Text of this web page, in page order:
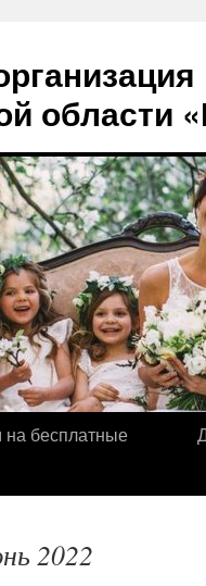
области
бесплатные
2022